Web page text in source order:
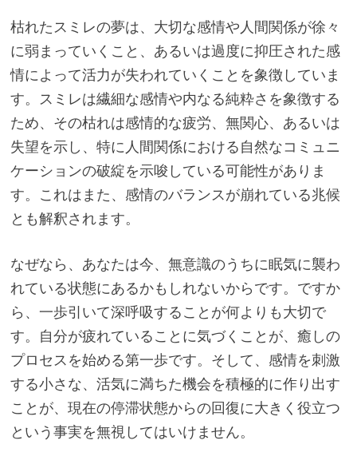
枯れたスミレの夢は、大切な感情や人間関係が徐々
に弱まっていくこと、あるいは過度に抑圧された感
情によって活力が失われていくことを象徴していま
す。スミレは繊細な感情や内なる純粋さを象徴する
ため、その枯れは感情的な疲労、無関心、あるいは
失望を示し、特に人間関係における自然なコミュニ
ケーションの破綻を示唆している可能性がありま
す。これはまた、感情のバランスが崩れている兆候
とも解釈されます。
なぜなら、あなたは今、無意識のうちに眠気に襲わ
れている状態にあるかもしれないからです。ですか
ら、一歩引いて深呼吸することが何よりも大切で
す。自分が疲れていることに気づくことが、癒しの
プロセスを始める第一歩です。そして、感情を刺激
する小さな、活気に満ちた機会を積極的に作り出す
ことが、現在の停滞状態からの回復に大きく役立つ
という事実を無視してはいけません。